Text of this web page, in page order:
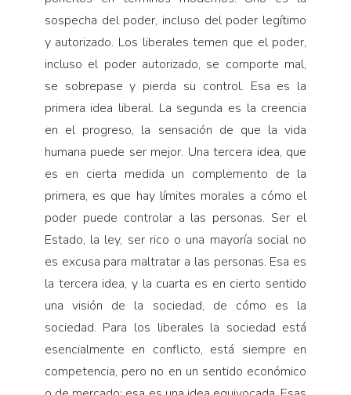
sospecha del poder, incluso del poder legítimo
y autorizado. Los liberales temen que el poder,
incluso el poder autorizado, se comporte mal,
se sobrepase y pierda su control. Esa es la
primera idea liberal. La segunda es la creencia
en el progreso, la sensación de que la vida
humana puede ser mejor. Una tercera idea, que
es en cierta medida un complemento de la
primera, es que hay límites morales a cómo el
poder puede controlar a las personas. Ser el
Estado, la ley, ser rico o una mayoría social no
es excusa para maltratar a las personas. Esa es
la tercera idea, y la cuarta es en cierto sentido
una visión de la sociedad, de cómo es la
sociedad. Para los liberales la sociedad está
esen­cialmente en conflicto, está siempre en
competencia, pero no en un sentido económico